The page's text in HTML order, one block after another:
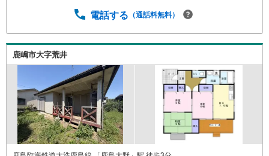
電話する （通話料無料）
鹿嶋市大字荒井